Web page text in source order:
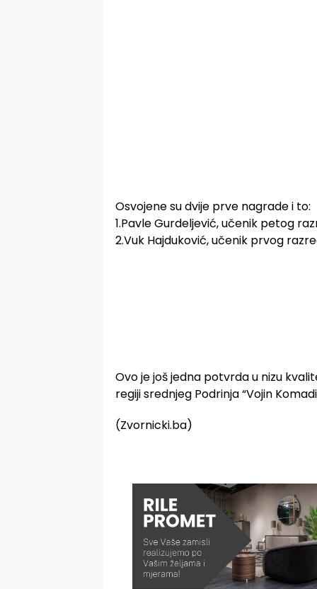
Osvojene su dvije prve nagrade i to:
1.Pavle Gurdeljević, učenik petog
2.Vuk Hajduković, učenik prvog
Ovo je još jedna potvrda u nizu
regiji srednjeg Podrinja “Vojin
(Zvornicki.ba)